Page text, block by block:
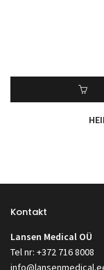
Kontakt
Lansen Medical OÜ
Tel nr: +372 716 8008